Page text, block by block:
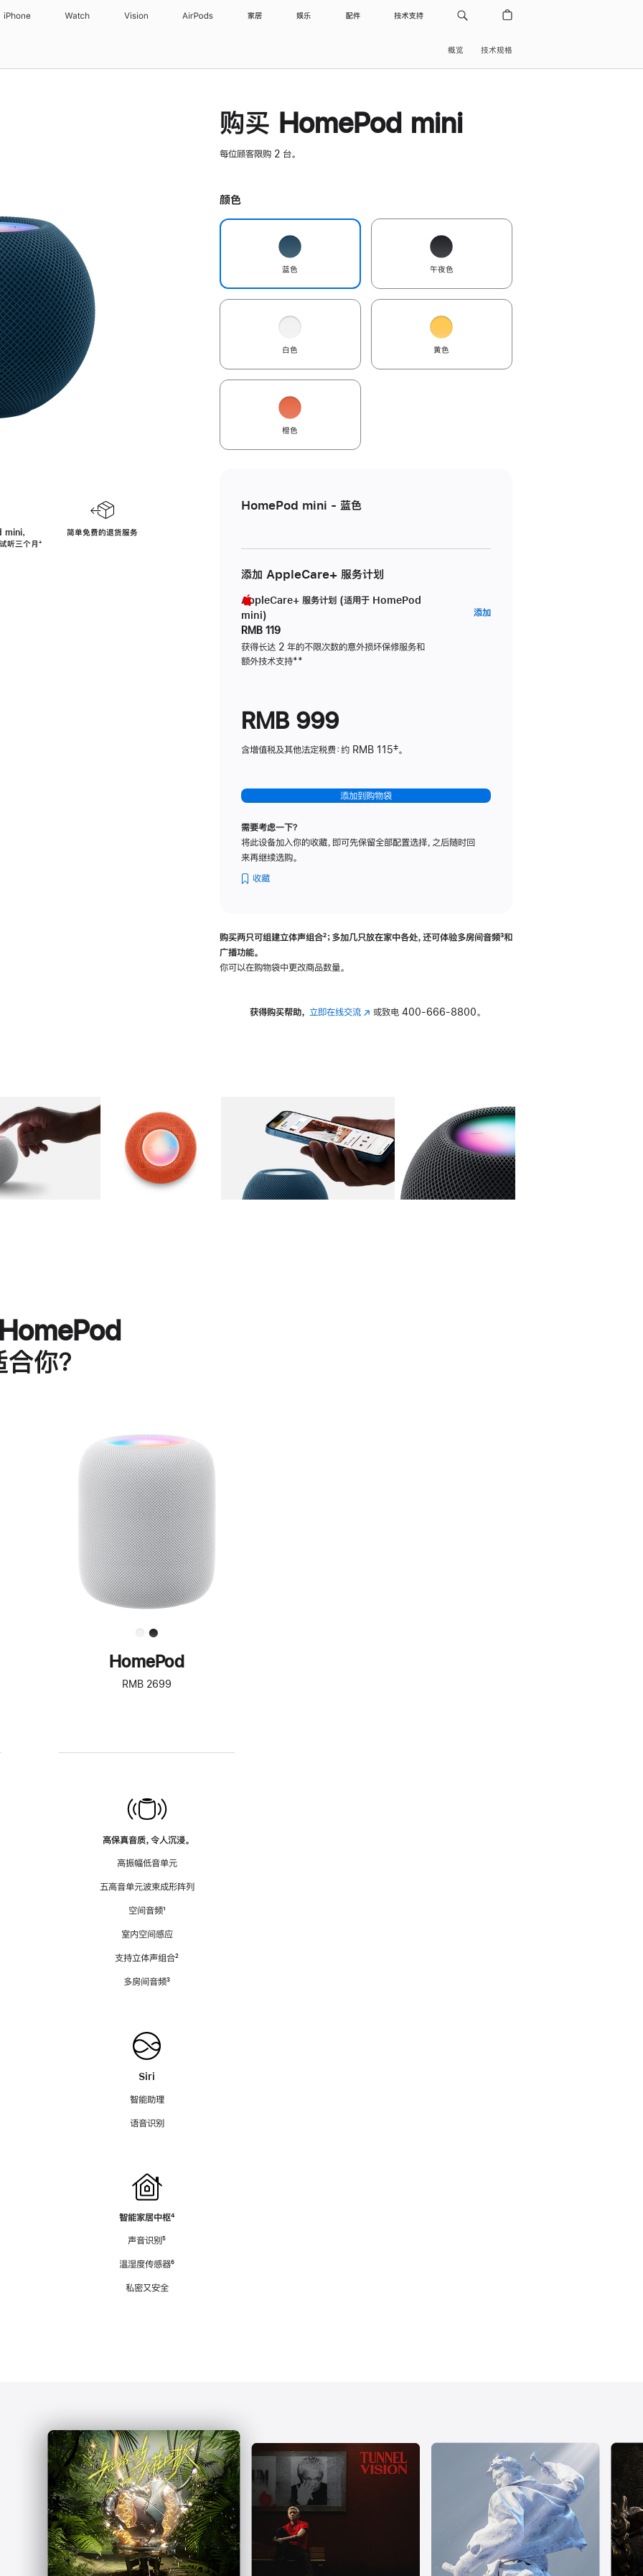
iPhone Watch Vision AirPods 家居 娱乐 配件 技术支持
概览 技术规格
，
听三个月脚
⁺
简单免费的退货服务
购买 HomePod mini
每位顾客限购 2 台。
颜色
蓝色 午夜色
白色 黄色
橙色
HomePod mini - 蓝色
添加 AppleCare+ 服务计划
AppleCare+ 服务计划 (适用于 HomePod
mini)
RMB 119
获得长达 2 年的不限次数的意外损坏保修服务和
额外技术支持脚
**
添加AppleCare+
RMB 999
含增值税及其他法定税费：约 RMB 115‡。
添加到购物袋
需要考虑一下？
将此设备加入你的收藏，即可先保留全部配置选择，之后随时回
来再继续选购。
收藏
购买两只可组建立体声组合脚
²；多加几只放在家中各处，还可体验多‍房‍间音频脚
³和
广播功能。
你可以在购物袋中更改商品数量。
获得购买帮助， 立即在线交流(在 或致电 400-666-8800。
图库 图像 图库 图像 图库 图像 4 图库 图像 5
你？
进
一
步
了
解
HomePod<
HomePod
RMB 2699
高保真音质，令人沉浸。
高振幅低音单元
五高音单元波束成形阵列
空间音频脚
¹
室内空间感应
支持立体声组合脚
²
多房间音频脚
³
Siri
智能助理
语音识别
智能家居中枢脚
⁴
声音识别脚
⁵
温湿度传感器脚
⁶
私密又安全